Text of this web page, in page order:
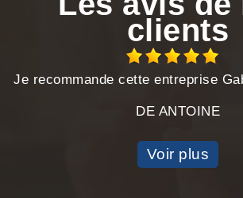
clients
Je recommande cette entreprise
DE ANTOINE
Voir plus